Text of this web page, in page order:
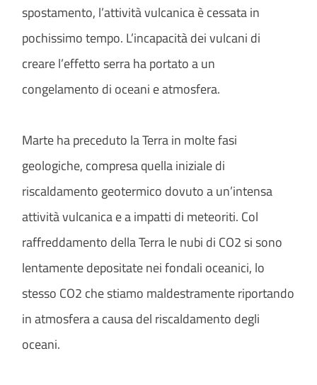
spostamento, l’attività vulcanica è cessata in
pochissimo tempo. L’incapacità dei vulcani di
creare l’effetto serra ha portato a un
congelamento di oceani e atmosfera.
Marte ha preceduto la Terra in molte fasi
geologiche, compresa quella iniziale di
riscaldamento geotermico dovuto a un’intensa
attività vulcanica e a impatti di meteoriti. Col
raffreddamento della Terra le nubi di CO2 si sono
lentamente depositate nei fondali oceanici, lo
stesso CO2 che stiamo maldestramente riportando
in atmosfera a causa del riscaldamento degli
oceani.